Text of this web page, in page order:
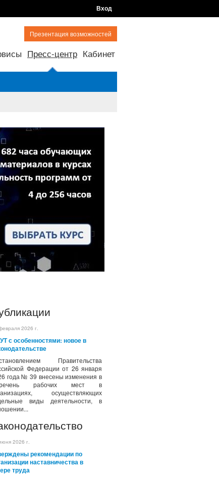
Вход
Презентация возможностей
Пресс-центр Кабинет
2026 г.
с особенностями: новое в
Правительства
Федерации от 26 января
года № 39 внесены изменения в
рабочих мест в
осуществляющих
виды деятельности, в
2026 г.
рекомендации по
наставничества в
труда